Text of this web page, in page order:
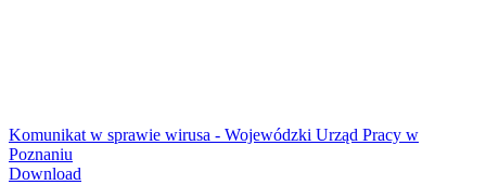
Komunikat w sprawie wirusa - Wojewódzki Urząd Pracy w
Poznaniu
Download